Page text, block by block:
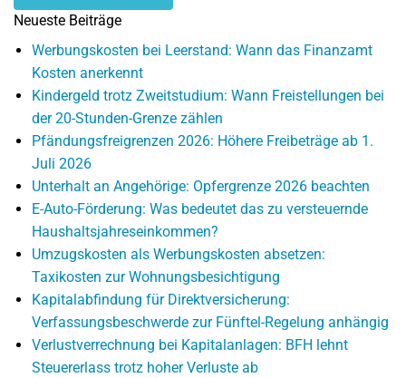
Neueste Beiträge
Werbungskosten bei Leerstand: Wann das Finanzamt
Kosten anerkennt
Kindergeld trotz Zweitstudium: Wann Freistellungen bei
der 20-Stunden-Grenze zählen
Pfändungsfreigrenzen 2026: Höhere Freibeträge ab 1.
Juli 2026
Unterhalt an Angehörige: Opfergrenze 2026 beachten
E-Auto-Förderung: Was bedeutet das zu versteuernde
Haushaltsjahreseinkommen?
Umzugskosten als Werbungskosten absetzen:
Taxikosten zur Wohnungsbesichtigung
Kapitalabfindung für Direktversicherung:
Verfassungsbeschwerde zur Fünftel-Regelung anhängig
Verlustverrechnung bei Kapitalanlagen: BFH lehnt
Steuererlass trotz hoher Verluste ab